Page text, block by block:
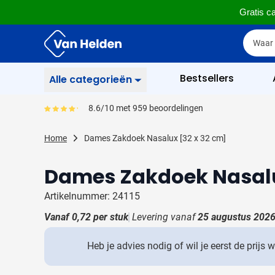
Gratis
Ga naar de inhoud Zoek
Zoek
Alle categorieën
Schrijfwaren
Toon submenu voor
Toon submenu voor
Weggevertjes
Toon submenu voor
Tassen
Toon submenu voor
Gereedschap & Veiligheid
Toon submenu voor
Bestsellers
Gemiddeld reviewpercentage is 86
8.6/10 met 959 beoordelingen
Home Dames Zakdoek Nasalux [32 x 32 cm]
Dames Zakdoek
Artikelnummer: 24115
Vanaf0,72 per stuk Levering vanaf25 augustus 2026
Heb je advies nodig of wil je eerst de prijs